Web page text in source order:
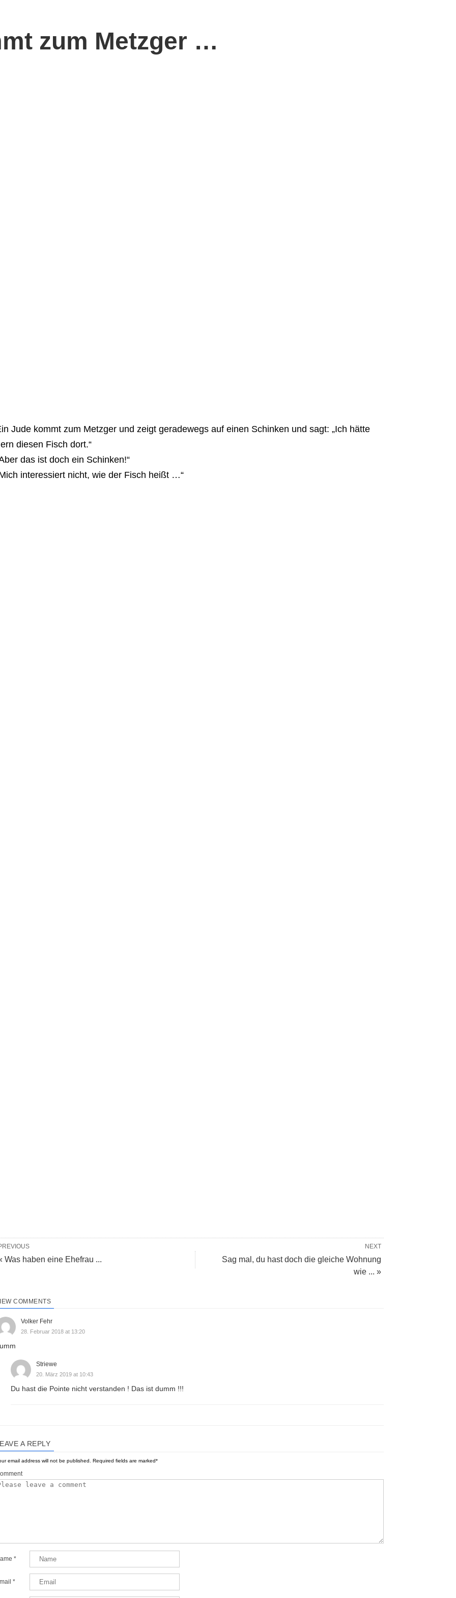
zum Metzger …
Jude kommt zum Metzger und zeigt geradewegs auf einen Schinken und sagt: „Ich hätte
diesen Fisch dort.“
das ist doch ein Schinken!“
interessiert nicht, wie der Fisch heißt …“
NEXT
Sag mal, du hast doch die gleiche Wohnung
wie ... »
Was haben eine Ehefrau ...
COMMENTS
Volker Fehr
28. Februar 2018 at 13:20
Striewe
20. März 2019 at 10:43
Du hast die Pointe nicht verstanden ! Das ist dumm !!!
A REPLY
email address will not be published. Required fields are marked*
*
*